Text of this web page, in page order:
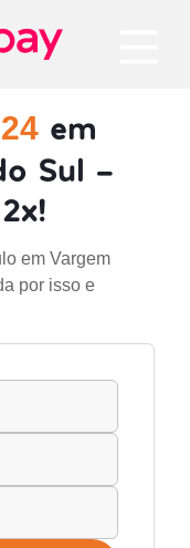
em
Sul -
em Vargem
por isso e